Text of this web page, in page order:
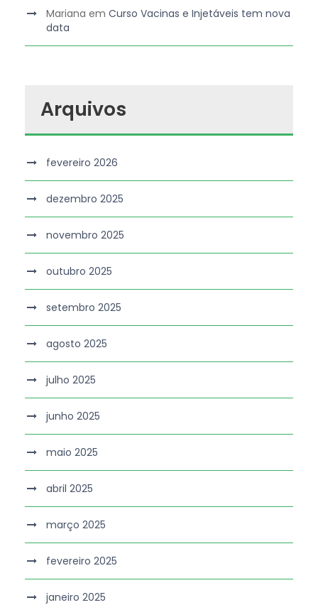
Mariana em Curso Vacinas e Injetáveis tem nova
data
Arquivos
fevereiro 2026
dezembro 2025
novembro 2025
outubro 2025
setembro 2025
agosto 2025
julho 2025
junho 2025
maio 2025
abril 2025
março 2025
fevereiro 2025
janeiro 2025